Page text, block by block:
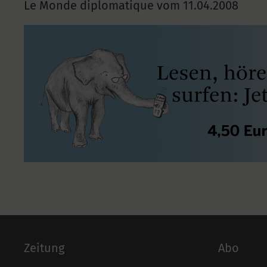
Le Monde diplomatique vom 11.04.2008
Zeitung Abo